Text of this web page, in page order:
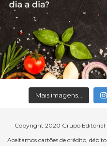
Mais imagens...
Copyright 2020 Grupo Editorial
Aceitamos cartões de crédito,